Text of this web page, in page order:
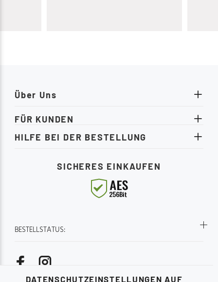
DATENSCHUTZEINSTELLUNGEN AUF
BESTELLSTATUS:
Über Uns
FÜR KUNDEN
HILFE BEI DER BESTELLUNG
SICHERES EINKAUFEN